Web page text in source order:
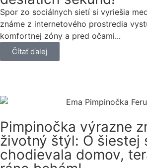
Spor zo sociálnych sietí si vyriešia
známe z internetového prostredia
komfortnej zóny a pred očami...
Čítať ďalej
Pimpinočka výrazne
životný štýl: O šiestej
chodievala domov,